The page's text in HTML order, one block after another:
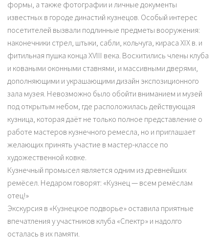
формы, а также фотографии и личные документы
известных в городе династий кузнецов. Особый интерес
посетителей вызвали подлинные предметы вооружения:
наконечники стрел, штыки, сабли, кольчуга, кираса XIX в. и
фитильная пушка конца XVIII века. Восхитились члены клуба
и коваными оконными ставнями, и массивными дверями,
дополняющими и украшающими дизайн экспозиционного
зала музея. Невозможно было обойти вниманием и музей
под открытым небом, где расположилась действующая
кузница, которая даёт не только полное представление о
работе мастеров кузнечного ремесла, но и приглашает
желающих принять участие в мастер-классе по
художественной ковке.
Кузнечный промысел является одним из древнейших
ремёсел. Недаром говорят: «Кузнец — всем ремёслам
отец!»
Экскурсия в «Кузнецкое подворье» оставила приятные
впечатления у участников клуба «Спектр» и надолго
осталась в их памяти.